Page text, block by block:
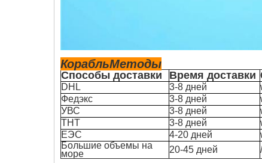
КорабльМетоды
Способы доставки Время доставки
DHL 3-8 дней
Федэкс
3-8 дней
УВС
3-8 дней
ТНТ
3-8 дней
ЕЭС
4-20 дней
Большие объемы на
море
20-45 дней /